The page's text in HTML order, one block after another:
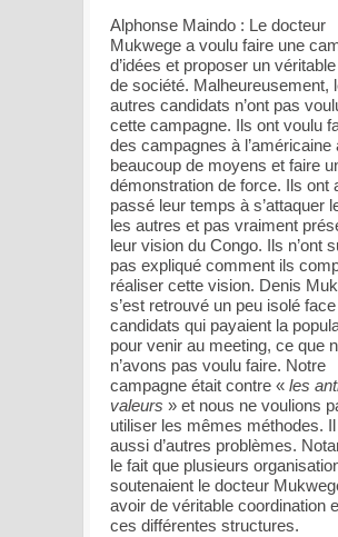
Alphonse Maindo : Le docteur
Mukwege a voulu faire une
d’idées et proposer un
de société. Malheureusement,
autres candidats n’ont pas
cette campagne. Ils ont voulu
des campagnes à l’américaine
beaucoup de moyens et faire
démonstration de force. Ils ont
passé leur temps à s’attaquer
les autres et pas vraiment
leur vision du Congo. Ils n’ont
pas expliqué comment ils
réaliser cette vision. Denis
s’est retrouvé un peu isolé
candidats qui payaient la
pour venir au meeting, ce que
n’avons pas voulu faire. Notre
campagne était contre « les
valeurs » et nous ne voulions
utiliser les mêmes méthodes.
aussi d’autres problèmes.
le fait que plusieurs
soutenaient le docteur
avoir de véritable coordination
ces différentes structures.